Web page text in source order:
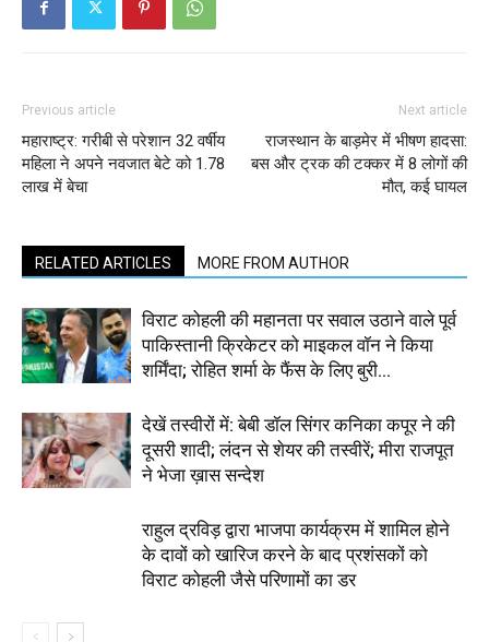
Previous article
महाराष्ट्र: गरीबी से परेशान 32 वर्षीय
महिला ने अपने नवजात बेटे को 1.78
लाख में बेचा
Next article
राजस्थान के बाड़मेर में भीषण हादसा:
बस और ट्रक की टक्कर में 8 लोगों की
मौत, कई घायल
RELATED ARTICLES MORE FROM AUTHOR
विराट कोहली की महानता पर सवाल उठाने वाले पूर्व
पाकिस्तानी क्रिकेटर को माइकल वॉन ने किया
शर्मिंदा; रोहित शर्मा के फैंस के लिए बुरी...
देखें तस्वीरों में: बेबी डॉल सिंगर कनिका कपूर ने की
दूसरी शादी; लंदन से शेयर की तस्वीरें; मीरा राजपूत
ने भेजा ख़ास सन्देश
राहुल द्रविड़ द्वारा भाजपा कार्यक्रम में शामिल होने
के दावों को खारिज करने के बाद प्रशंसकों को
विराट कोहली जैसे परिणामों का डर